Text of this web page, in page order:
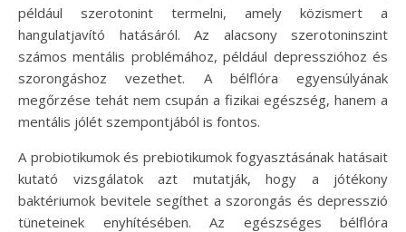
például szerotonint termelni, amely közismert a
hangulatjavító hatásáról. Az alacsony szerotoninszint
számos mentális problémához, például depresszióhoz és
szorongáshoz vezethet. A bélflóra egyensúlyának
megőrzése tehát nem csupán a fizikai egészség, hanem a
mentális jólét szempontjából is fontos.
A probiotikumok és prebiotikumok fogyasztásának hatásait
kutató vizsgálatok azt mutatják, hogy a jótékony
baktériumok bevitele segíthet a szorongás és depresszió
tüneteinek enyhítésében. Az egészséges bélflóra